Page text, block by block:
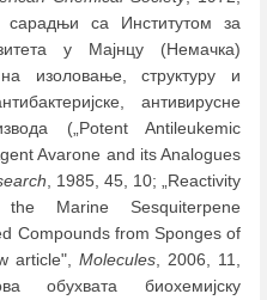
са Институтом за
у Мајнцу (Немачка)
изоловање, структуру и
антивирусне
(„Potent Antileukemic
Avarone and its Analogues
, 1985, 45, 10; „Reactivity
Marine Sesquiterpene
Compounds from Sponges of
article", Molecules , 2006, 11,
обухвата биохемијску